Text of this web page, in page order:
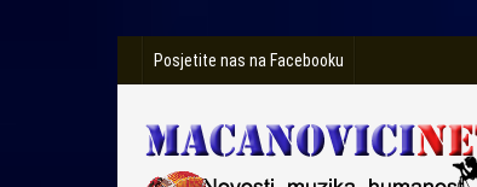
Posjetite nas na Facebooku